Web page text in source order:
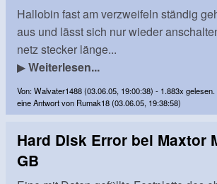
Hallobin fast am verzweifeln ständig
aus und lässt sich nur wieder
netz stecker länge...
▶Weiterlesen...
Von: Walvater1488 (03.06.05, 19:00:38) - 1.883x gelesen.
eine Antwort von Rumak18 (03.06.05, 19:38:58)
Hard Disk Error bei Maxtor
GB